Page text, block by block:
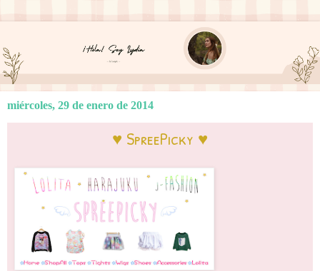
miércoles, 29 de enero de 2014
♥ SpreePicky ♥